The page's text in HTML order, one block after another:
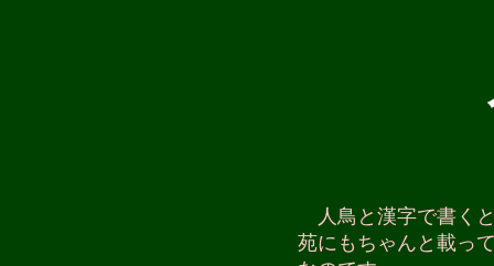
人鳥と漢字で書く
苑にもちゃんと載っ